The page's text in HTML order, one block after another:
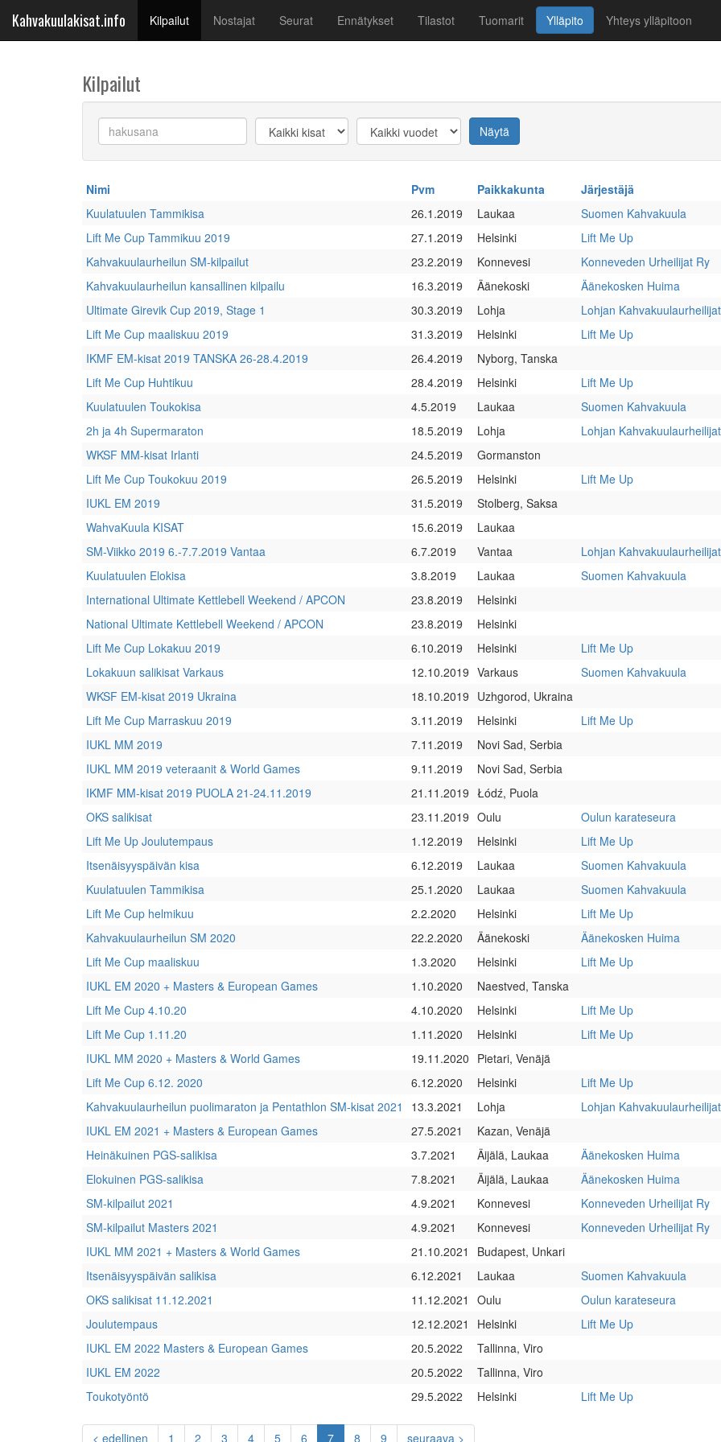
Kahvakuulakisat.info Kilpailut(current)Nostajat Seurat Ennätykset Tilastot Tuomarit Ylläpito Yhteys ylläpitoon
Kilpailut
Keyword Championships Year Näytä
Nimi Pvm Paikkakunta
Järjestäjä
Kuulatuulen Tammikisa
26.1.2019 Laukaa
Suomen Kahvakuula
Lift Me Cup Tammikuu 2019
27.1.2019 Helsinki
Lift Me Up
Kahvakuulaurheilun SM-kilpailut
23.2.2019 Konnevesi
Konneveden Urheilijat Ry
Kahvakuulaurheilun kansallinen kilpailu
16.3.2019 Äänekoski
Äänekosken Huima
Ultimate Girevik Cup 2019, Stage 1
30.3.2019 Lohja
Lohjan
Lift Me Cup maaliskuu 2019
31.3.2019 Helsinki
Lift Me Up
IKMF EM-kisat 2019 TANSKA 26-28.4.2019
26.4.2019
Nyborg, Tanska
Lift Me Cup Huhtikuu
28.4.2019 Helsinki
Lift Me Up
Kuulatuulen Toukokisa
4.5.2019 Laukaa
Suomen Kahvakuula
2h ja 4h Supermaraton
18.5.2019 Lohja
Lohjan
WKSF MM-kisat Irlanti
24.5.2019
Gormanston
Lift Me Cup Toukokuu 2019
26.5.2019 Helsinki
Lift Me Up
IUKL EM 2019
31.5.2019
Stolberg, Saksa
WahvaKuula KISAT
15.6.2019
Laukaa
SM-Viikko 2019 6.-7.7.2019 Vantaa
6.7.2019 Vantaa
Lohjan
Kuulatuulen Elokisa
3.8.2019 Laukaa
Suomen Kahvakuula
International Ultimate Kettlebell Weekend / APCON
23.8.2019
Helsinki
National Ultimate Kettlebell Weekend / APCON
23.8.2019
Helsinki
Lift Me Cup Lokakuu 2019
6.10.2019 Helsinki
Lift Me Up
Lokakuun salikisat Varkaus
12.10.2019 Varkaus
Suomen Kahvakuula
WKSF EM-kisat 2019 Ukraina
18.10.2019 Uzhgorod, Ukraina
Lift Me Cup Marraskuu 2019
3.11.2019 Helsinki
Lift Me Up
IUKL MM 2019
7.11.2019
Novi Sad, Serbia
IUKL MM 2019 veteraanit & World Games
9.11.2019
Novi Sad, Serbia
IKMF MM-kisat 2019 PUOLA 21-24.11.2019
21.11.2019 Łódź, Puola
OKS salikisat
23.11.2019 Oulu
Oulun karateseura
Lift Me Up Joulutempaus
1.12.2019 Helsinki
Lift Me Up
Itsenäisyyspäivän kisa
6.12.2019 Laukaa
Suomen Kahvakuula
Kuulatuulen Tammikisa
25.1.2020 Laukaa
Suomen Kahvakuula
Lift Me Cup helmikuu
2.2.2020 Helsinki
Lift Me Up
Kahvakuulaurheilun SM 2020
22.2.2020 Äänekoski
Äänekosken Huima
Lift Me Cup maaliskuu
1.3.2020 Helsinki
Lift Me Up
IUKL EM 2020 + Masters & European Games
1.10.2020
Naestved, Tanska
Lift Me Cup 4.10.20
4.10.2020 Helsinki
Lift Me Up
Lift Me Cup 1.11.20
1.11.2020 Helsinki
Lift Me Up
IUKL MM 2020 + Masters & World Games
19.11.2020 Pietari, Venäjä
Lift Me Cup 6.12. 2020
6.12.2020 Helsinki
Lift Me Up
Kahvakuulaurheilun puolimaraton ja Pentathlon SM-kisat 2021
13.3.2021 Lohja
Lohjan
IUKL EM 2021 + Masters & European Games
27.5.2021
Kazan, Venäjä
Heinäkuinen PGS-salikisa
3.7.2021 Äijälä, Laukaa
Äänekosken Huima
Elokuinen PGS-salikisa
7.8.2021 Äijälä, Laukaa
Äänekosken Huima
SM-kilpailut 2021
4.9.2021 Konnevesi
Konneveden Urheilijat Ry
SM-kilpailut Masters 2021
4.9.2021 Konnevesi
Konneveden Urheilijat Ry
IUKL MM 2021 + Masters & World Games
21.10.2021
Budapest, Unkari
Itsenäisyyspäivän salikisa
6.12.2021 Laukaa
Suomen Kahvakuula
OKS salikisat 11.12.2021
11.12.2021 Oulu
Oulun karateseura
Joulutempaus
12.12.2021 Helsinki
Lift Me Up
IUKL EM 2022 Masters & European Games
20.5.2022
Tallinna, Viro
IUKL EM 2022
20.5.2022
Tallinna, Viro
Toukotyöntö
29.5.2022 Helsinki Lift Me Up
< edellinen 1 2 3 4 5 6 7(current)
8 9 seuraava >